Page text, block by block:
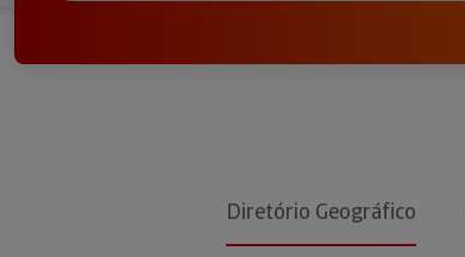
Diretório Geográfico